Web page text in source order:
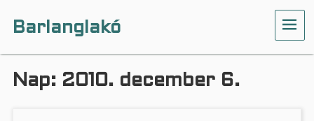
Barlanglakó
Nap: 2010. december 6.